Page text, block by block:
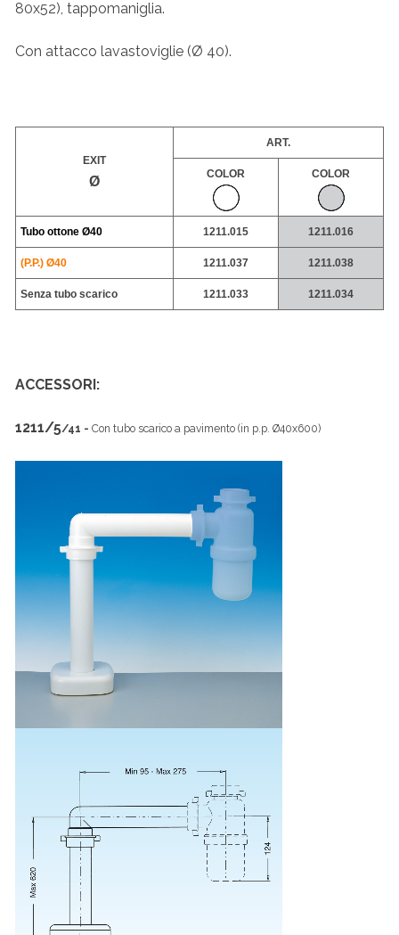
80x52), tappomaniglia.
Con attacco lavastoviglie (Ø 40).
EXIT
Ø
ART.
COLOR COLOR
Tubo ottone Ø40 1211.015 1211.016
(P.P.) Ø40 1211.037 1211.038
Senza tubo scarico 1211.033 1211.034
ACCESSORI:
1211/5/41 - Con tubo scarico a pavimento (in p.p. Ø40x600)